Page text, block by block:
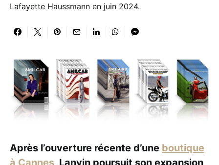
Lafayette Haussmann en juin 2024.
Après l’ouverture récente d’une boutique
à Cannes, Lanvin poursuit son expansion